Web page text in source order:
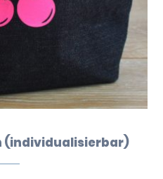
(individualisierbar)